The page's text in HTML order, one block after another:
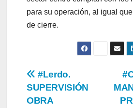
para su operación, al igual
de cierre.
Navegación
de
#Lerdo.
SUPERVISIÓN
OBRA